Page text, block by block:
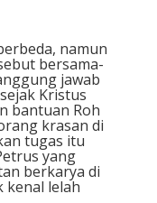
namun
bersama-
jawab
Kristus
bantuan Roh
krasan di
tugas itu
yang
berkarya di
kenal lelah